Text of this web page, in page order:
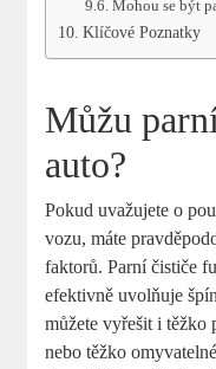
Mohou se být
Klíčové Poznatky
Můžu
auto?
Pokud uvažujete o
vozu, máte
faktorů. Parní čističe
efektivně uvolňuje
můžete vyřešit i těžko
nebo těžko